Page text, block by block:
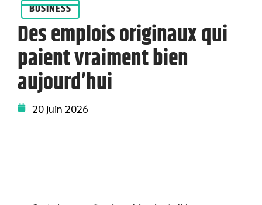
BUSINESS
Des emplois originaux qui
paient vraiment bien
aujourd’hui
20 juin 2026